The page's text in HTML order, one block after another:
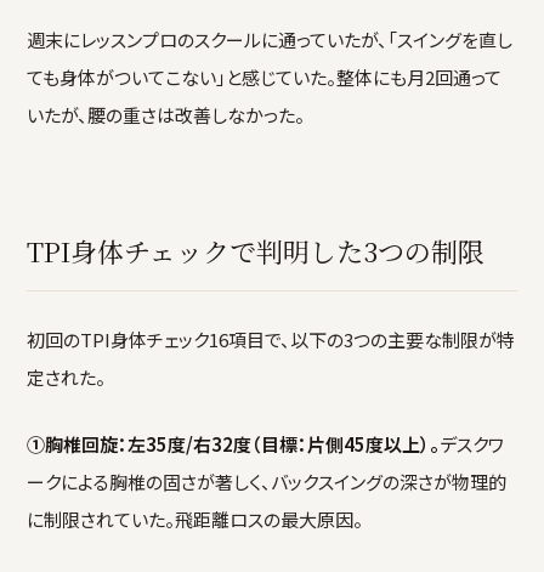
週末にレッスンプロのスクールに通っていたが、「スイングを直し
ても身体がついてこない」と感じていた。整体にも月2回通って
いたが、腰の重さは改善しなかった。
TPI身体チェックで判明した3つの制限
初回のTPI身体チェック16項目で、以下の3つの主要な制限が特
定された。
①胸椎回旋：左35度/右32度（目標：片側45度以上）。デスクワ
ークによる胸椎の固さが著しく、バックスイングの深さが物理的
に制限されていた。飛距離ロスの最大原因。